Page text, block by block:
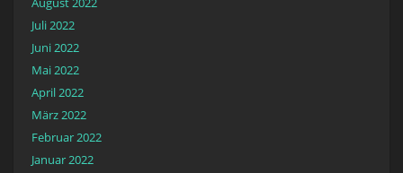
Juli 2022
Juni 2022
Mai 2022
April 2022
März 2022
Februar 2022
Januar 2022